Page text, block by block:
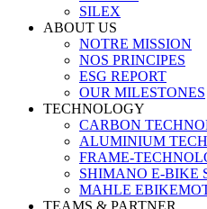
SILEX
ABOUT US
NOTRE MISSION
NOS PRINCIPES
ESG REPORT
OUR MILESTONES
TECHNOLOGY
CARBON
ALUMINIUM
FRAME-
SHIMANO E-BIKE
MAHLE
TEAMS & PARTNER